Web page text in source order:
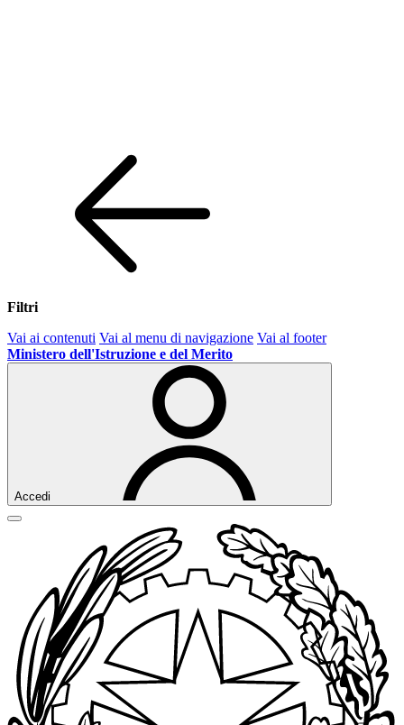
Filtri
Vai ai contenuti Vai al menu di navigazione Vai al footer
Ministero dell'Istruzione e del Merito
Accedi